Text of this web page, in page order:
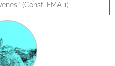
(Const. FMA 1)